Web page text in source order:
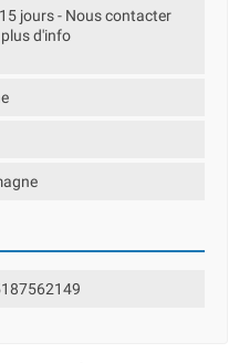
jours - Nous contacter
d'info